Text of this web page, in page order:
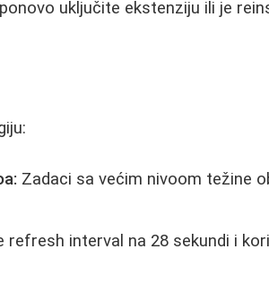
uključite ekstenziju ili je
Zadaci sa većim nivoom težine
refresh interval na 28 sekundi i